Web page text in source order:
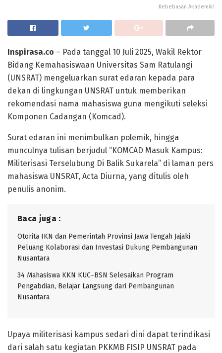
Kebebasan Akademik!
Inspirasa.co – Pada tanggal 10 Juli 2025, Wakil Rektor
Bidang Kemahasiswaan Universitas Sam Ratulangi
(UNSRAT) mengeluarkan surat edaran kepada para
dekan di lingkungan UNSRAT untuk memberikan
rekomendasi nama mahasiswa guna mengikuti seleksi
Komponen Cadangan (Komcad).
Surat edaran ini menimbulkan polemik, hingga
munculnya tulisan berjudul “KOMCAD Masuk Kampus:
Militerisasi Terselubung Di Balik Sukarela” di laman pers
mahasiswa UNSRAT, Acta Diurna, yang ditulis oleh
penulis anonim.
Baca juga :
Otorita IKN dan Pemerintah Provinsi Jawa Tengah Jajaki
Peluang Kolaborasi dan Investasi Dukung Pembangunan
Nusantara
34 Mahasiswa KKN KUC–BSN Selesaikan Program
Pengabdian, Belajar Langsung dari Pembangunan
Nusantara
Upaya militerisasi kampus sedari dini dapat terindikasi
dari salah satu kegiatan PKKMB FISIP UNSRAT pada